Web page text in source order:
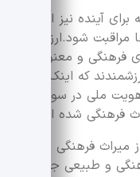
آینده نیز اهمیت
شود.ارزش‌ها،
فرهنگی و معنوی
که اینک شیراز،
ملی در سومین
فرهنگی شده است.
فرهنگی معنوی
و طبیعی جامعه و